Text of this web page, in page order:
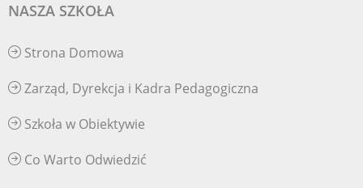
NASZA SZKOŁA
Strona Domowa
Zarząd, Dyrekcja i Kadra Pedagogiczna
Szkoła w Obiektywie
Co Warto Odwiedzić